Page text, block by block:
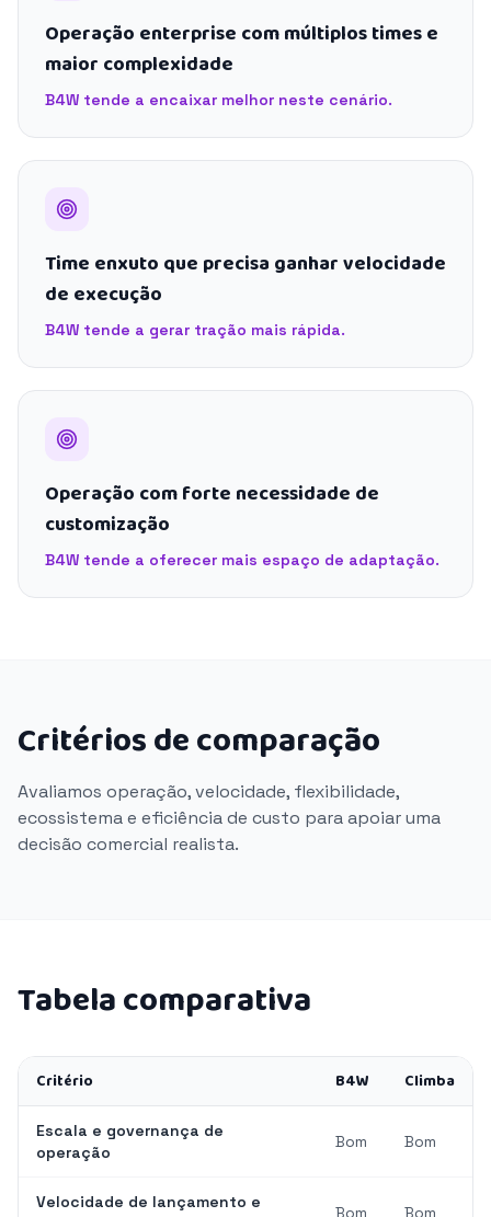
Operação enterprise com múltiplos times e
maior complexidade
B4W tende a encaixar melhor neste cenário.
Time enxuto que precisa ganhar velocidade
de execução
B4W tende a gerar tração mais rápida.
Operação com forte necessidade de
customização
B4W tende a oferecer mais espaço de adaptação.
Critérios de comparação
Avaliamos operação, velocidade, flexibilidade,
ecossistema e eficiência de custo para apoiar uma
decisão comercial realista.
Tabela comparativa
Critério B4W Climba
Escala e governança de
operação
Bom Bom
Velocidade de lançamento e
Bom Bom